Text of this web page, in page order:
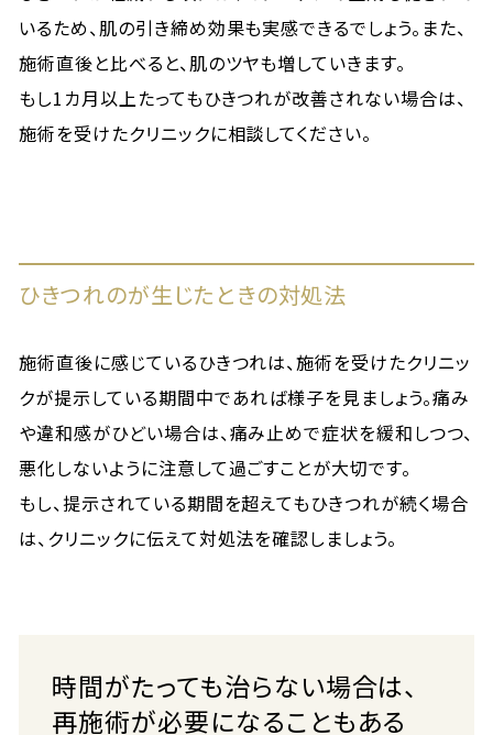
いるため、肌の引き締め効果も実感できるでしょう。また、
施術直後と比べると、肌のツヤも増していきます。
もし1カ月以上たってもひきつれが改善されない場合は、
施術を受けたクリニックに相談してください。
ひきつれのが生じたときの対処法
施術直後に感じているひきつれは、施術を受けたクリニッ
クが提示している期間中であれば様子を見ましょう。痛み
や違和感がひどい場合は、痛み止めで症状を緩和しつつ、
悪化しないように注意して過ごすことが大切です。
もし、提示されている期間を超えてもひきつれが続く場合
は、クリニックに伝えて対処法を確認しましょう。
時間がたっても治らない場合は、
再施術が必要になることもある